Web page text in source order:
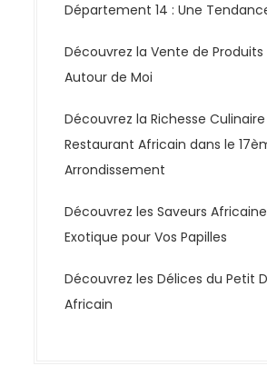
Département 14 : Une
Découvrez la Vente de Produits
Autour de Moi
Découvrez la Richesse Culinaire
Restaurant Africain dans le
Arrondissement
Découvrez les Saveurs
Exotique pour Vos Papilles
Découvrez les Délices du Petit
Africain